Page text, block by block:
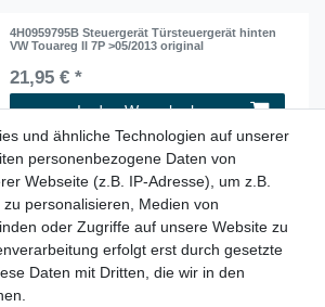
4H0959795B Steuergerät Türsteuergerät hinten
VW Touareg II 7P >05/2013 original
21,95 € *
In den Warenkorb
*inkl. ges. MwSt.zzgl.Versandkosten
5G0035954 Spannungswandler DC/DC Wandler
12V/5V USB VW Golf 7 VII Audi Q3 8U
18,95 € *
In den Warenkorb
und ähnliche Technologien auf unserer
personenbezogene Daten von
Webseite (z.B. IP-Adresse), um z.B.
personalisieren, Medien von
oder Zugriffe auf unsere Website zu
erfolgt erst durch gesetzte
Daten mit Dritten, die wir in den